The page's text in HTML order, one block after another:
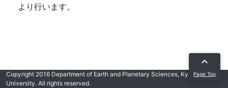
より行います。
expand_less
Page Top
Copyright 2016 Department of Earth and Planetary Sciences, Kyushu
University. All rights reserved.